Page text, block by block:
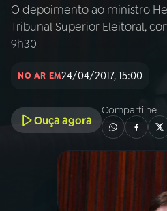
AO VIVO
O depoimento ao ministro
Tribunal Superior Eleitoral,
9h30
NO AR EM24/04/2017, 15:00
Ouça agora
Compartilhe